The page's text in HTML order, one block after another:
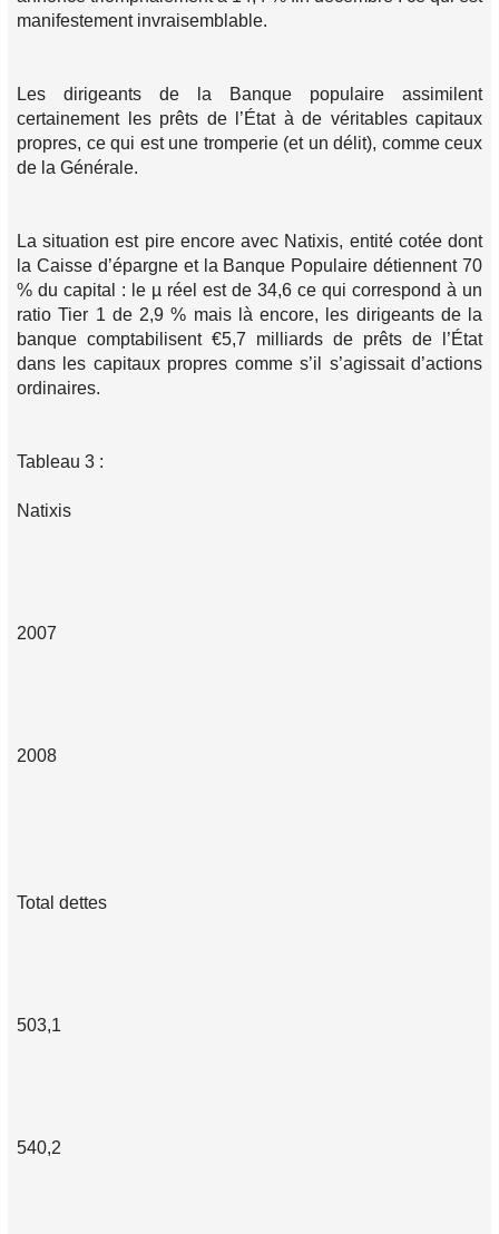
manifestement invraisemblable.
Les dirigeants de la Banque populaire assimilent
certainement les prêts de l’État à de véritables capitaux
propres, ce qui est une tromperie (et un délit), comme ceux
de la Générale.
La situation est pire encore avec Natixis, entité cotée dont
la Caisse d’épargne et la Banque Populaire détiennent 70
% du capital : le µ réel est de 34,6 ce qui correspond à un
ratio Tier 1 de 2,9 % mais là encore, les dirigeants de la
banque comptabilisent €5,7 milliards de prêts de l’État
dans les capitaux propres comme s’il s’agissait d’actions
ordinaires.
Tableau 3 :
Natixis
2007
2008
Total dettes
503,1
540,2